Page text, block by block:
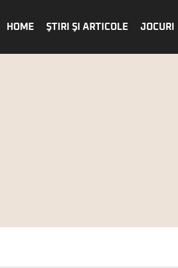
HOME ŞTIRI ŞI ARTICOLE JOCURI